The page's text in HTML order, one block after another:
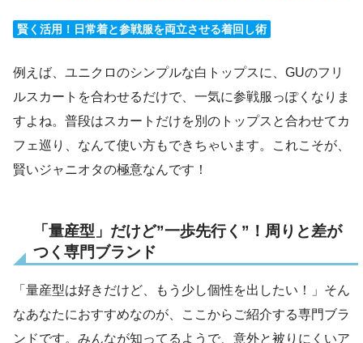
賢く活用！日常着と参戦服を両立させる着回し術
例えば、ユニクロのシンプルな白トップスに、GUのフリ
ルスカートを合わせるだけで、一気に参戦服っぽくなりま
すよね。普段はスカートだけを別のトップスと合わせてカ
フェ巡り、なんて使い方もできちゃいます。これこそが、
賢いジャニオタの極意なんです！
「量産型」だけど”一歩先行く”！周りと差が
つく専門ブランド
「量産型は好きだけど、もう少し個性を出したい！」そん
なあなたにおすすめなのが、ここからご紹介する専門ブラ
ンドです。みんなが知ってるようで、意外と被りにくいア